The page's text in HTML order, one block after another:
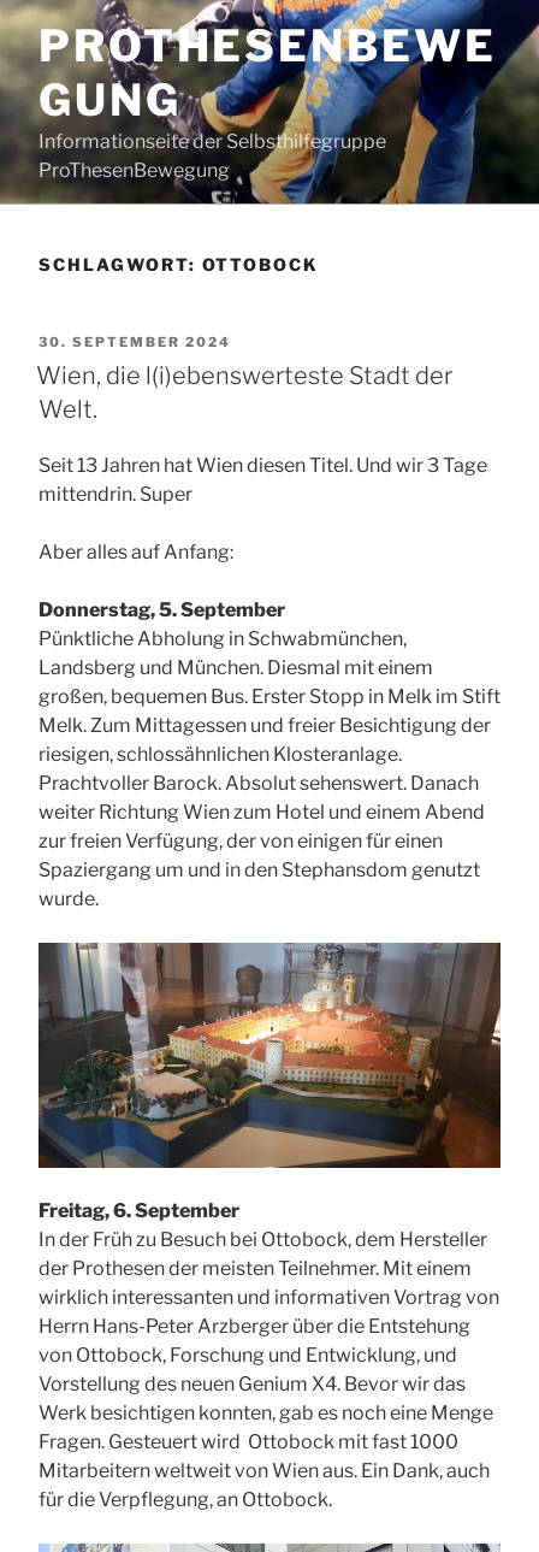
Zum
Inhalt
springenPROTHESENBEWE
GUNG
Informationseite der Selbsthilfegruppe
ProThesenBewegung
SCHLAGWORT: OTTOBOCK
VERÖFFENTLICHT
AM
30. SEPTEMBER 2024
Wien, die l(i)ebenswerteste Stadt der
Welt.
Seit 13 Jahren hat Wien diesen Titel. Und wir 3 Tage
mittendrin. Super
Aber alles auf Anfang:
Donnerstag, 5. September
Pünktliche Abholung in Schwabmünchen,
Landsberg und München. Diesmal mit einem
großen, bequemen Bus. Erster Stopp in Melk im Stift
Melk. Zum Mittagessen und freier Besichtigung der
riesigen, schlossähnlichen Klosteranlage.
Prachtvoller Barock. Absolut sehenswert. Danach
weiter Richtung Wien zum Hotel und einem Abend
zur freien Verfügung, der von einigen für einen
Spaziergang um und in den Stephansdom genutzt
wurde.
Freitag, 6. September
In der Früh zu Besuch bei Ottobock, dem Hersteller
der Prothesen der meisten Teilnehmer. Mit einem
wirklich interessanten und informativen Vortrag von
Herrn Hans-Peter Arzberger über die Entstehung
von Ottobock, Forschung und Entwicklung, und
Vorstellung des neuen Genium X4. Bevor wir das
Werk besichtigen konnten, gab es noch eine Menge
Fragen. Gesteuert wird Ottobock mit fast 1000
Mitarbeitern weltweit von Wien aus. Ein Dank, auch
für die Verpflegung, an Ottobock.